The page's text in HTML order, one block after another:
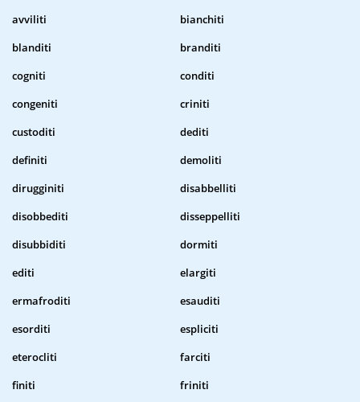
avviliti
bianchiti
blanditi
branditi
cogniti
conditi
congeniti
criniti
custoditi
dediti
definiti
demoliti
dirugginiti
disabbelliti
disobbediti
disseppelliti
disubbiditi
dormiti
editi
elargiti
ermafroditi
esauditi
esorditi
espliciti
eterocliti
farciti
finiti
friniti